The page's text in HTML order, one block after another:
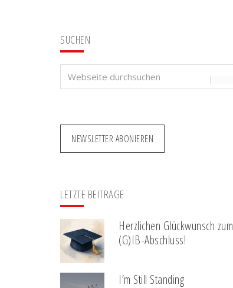
SUCHEN
Webseite
NEWSLETTER ABONIEREN
LETZTE BEITRÄGE
Herzlichen Glückwunsch zum
(G)IB-Abschluss!
I’m Still Standing